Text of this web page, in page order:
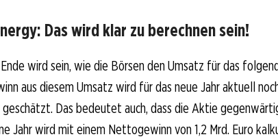
Das wird klar zu berechnen sein!
wird sein, wie die Börsen den Umsatz für das
aus diesem Umsatz wird für das neue Jahr aktuell
geschätzt. Das bedeutet auch, dass die Aktie
Jahr wird mit einem Nettogewinn von 1,2 Mrd. Euro